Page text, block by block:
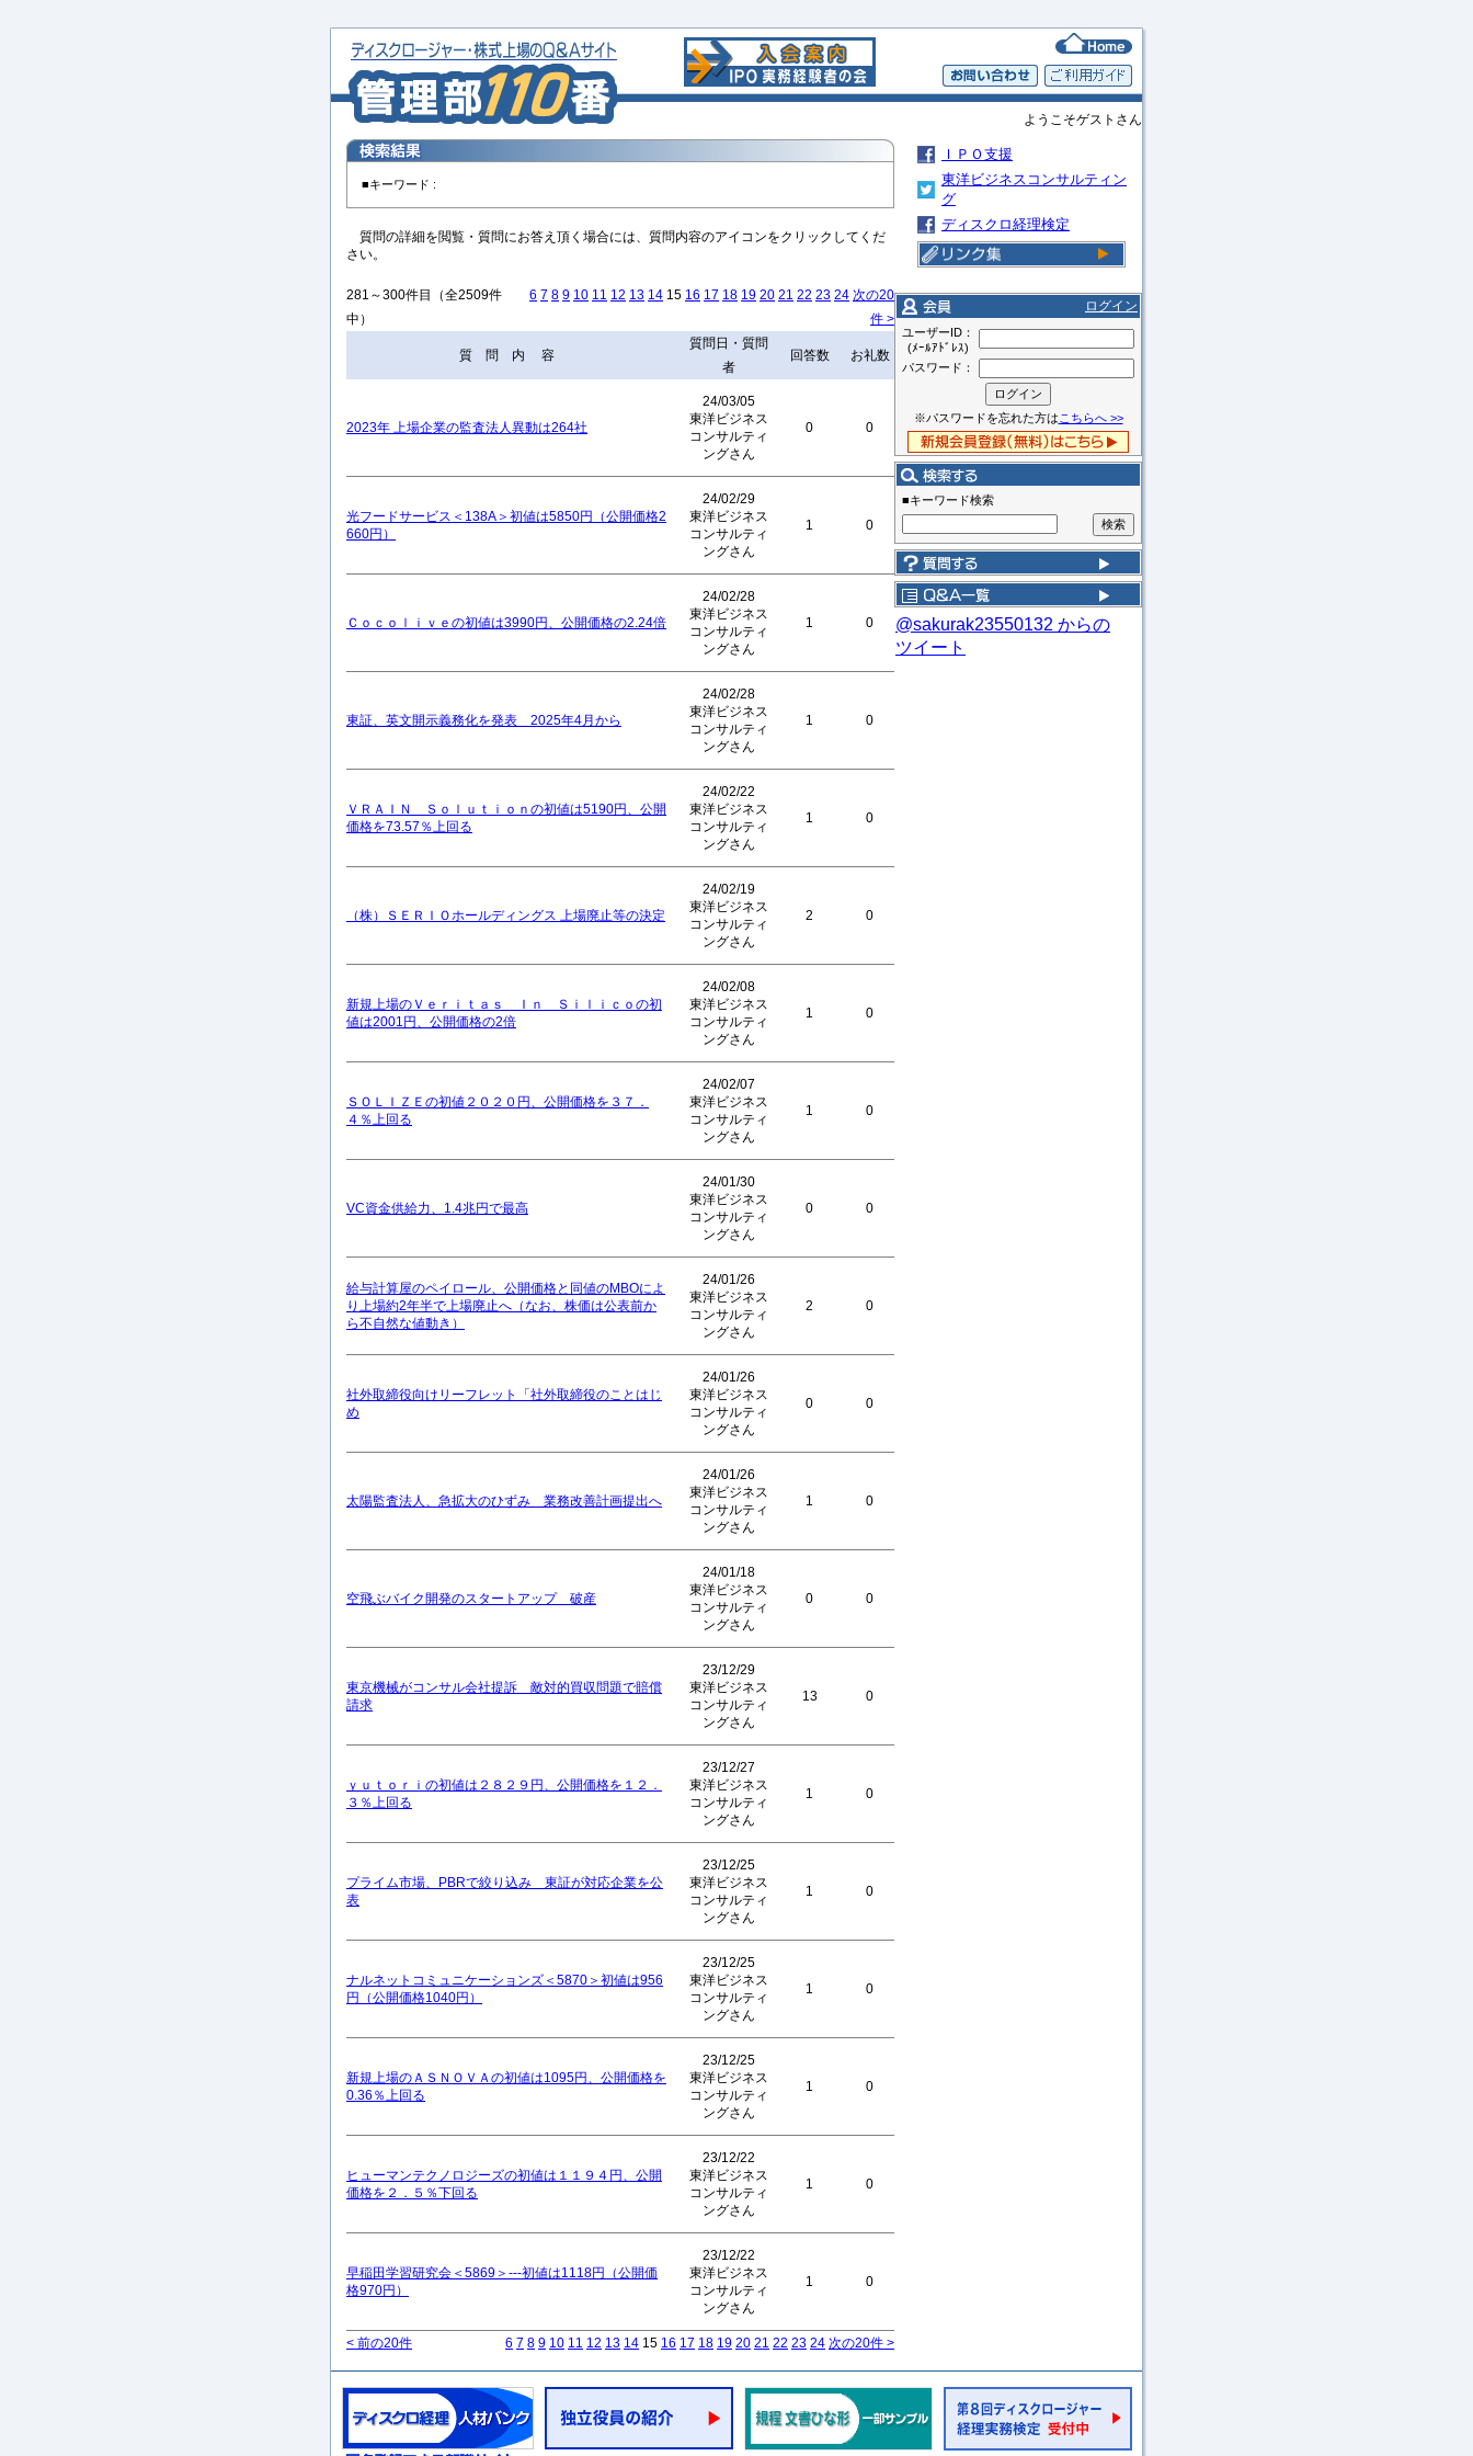
ようこそゲストさん
■キーワード :
質問の詳細を閲覧・質問にお答え頂く場合には、質問内容のアイコンをクリックしてくだ
さい。
281～300件目（全2509件
中）
6 7 8 9 10 11 12 13 14 15 16 17 18 19 20 21 22 23 24 次の20
件 >
質 問 内 容
質問日・質問
者
回答数 お礼数
2023年 上場企業の監査法人異動は264社
24/03/05
東洋ビジネス
コンサルティ
ングさん
0 0
光フードサービス＜138A＞初値は5850円（公開価格2
660円）
24/02/29
東洋ビジネス
コンサルティ
ングさん
1 0
Ｃｏｃｏｌｉｖｅの初値は3990円、公開価格の2.24倍
24/02/28
東洋ビジネス
コンサルティ
ングさん
1 0
東証、英文開示義務化を発表 2025年4月から
24/02/28
東洋ビジネス
コンサルティ
ングさん
1 0
ＶＲＡＩＮ Ｓｏｌｕｔｉｏｎの初値は5190円、公開
価格を73.57％上回る
24/02/22
東洋ビジネス
コンサルティ
ングさん
1 0
（株）ＳＥＲＩＯホールディングス 上場廃止等の決定
24/02/19
東洋ビジネス
コンサルティ
ングさん
2 0
新規上場のＶｅｒｉｔａｓ Ｉｎ Ｓｉｌｉｃｏの初
値は2001円、公開価格の2倍
24/02/08
東洋ビジネス
コンサルティ
ングさん
1 0
ＳＯＬＩＺＥの初値２０２０円、公開価格を３７．
４％上回る
24/02/07
東洋ビジネス
コンサルティ
ングさん
1 0
VC資金供給力、1.4兆円で最高
24/01/30
東洋ビジネス
コンサルティ
ングさん
0 0
給与計算屋のペイロール、公開価格と同値のMBOによ
り上場約2年半で上場廃止へ（なお、株価は公表前か
ら不自然な値動き）
24/01/26
東洋ビジネス
コンサルティ
ングさん
2 0
社外取締役向けリーフレット「社外取締役のことはじ
め
24/01/26
東洋ビジネス
コンサルティ
ングさん
0 0
太陽監査法人、急拡大のひずみ 業務改善計画提出へ
24/01/26
東洋ビジネス
コンサルティ
ングさん
1 0
空飛ぶバイク開発のスタートアップ 破産
24/01/18
東洋ビジネス
コンサルティ
ングさん
0 0
東京機械がコンサル会社提訴 敵対的買収問題で賠償
請求
23/12/29
東洋ビジネス
コンサルティ
ングさん
13 0
ｙｕｔｏｒｉの初値は２８２９円、公開価格を１２．
３％上回る
23/12/27
東洋ビジネス
コンサルティ
ングさん
1 0
プライム市場、PBRで絞り込み 東証が対応企業を公
表
23/12/25
東洋ビジネス
コンサルティ
ングさん
1 0
ナルネットコミュニケーションズ＜5870＞初値は956
円（公開価格1040円）
23/12/25
東洋ビジネス
コンサルティ
ングさん
1 0
新規上場のＡＳＮＯＶＡの初値は1095円、公開価格を
0.36％上回る
23/12/25
東洋ビジネス
コンサルティ
ングさん
1 0
ヒューマンテクノロジーズの初値は１１９４円、公開
価格を２．５％下回る
23/12/22
東洋ビジネス
コンサルティ
ングさん
1 0
早稲田学習研究会＜5869＞---初値は1118円（公開価
格970円）
23/12/22
東洋ビジネス
コンサルティ
ングさん
1 0
< 前の20件 6 7 8 9 10 11 12 13 14 15 16 17 18 19 20 21 22 23 24 次の20件 >
ＩＰＯ支援
東洋ビジネスコンサルティン
グ
ディスクロ経理検定
ログイン
ユーザーID：
(ﾒｰﾙｱﾄﾞﾚｽ)
パスワード：
※パスワードを忘れた方は こちらへ >>
■キーワード検索
@sakurak23550132 からの
ツイート